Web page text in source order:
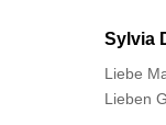
Sylvia
Liebe
Lieben